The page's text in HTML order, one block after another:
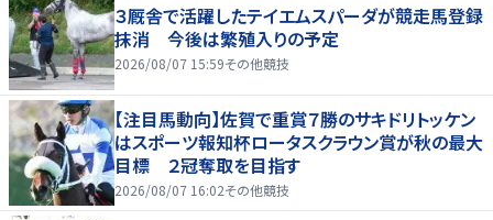
３厩舎で活躍したテイエムスパーダが競走馬登録
抹消 今後は繁殖入りの予定
2026/08/07 15:59その他競技
【注目馬動向】佐賀で重賞７勝のサキドリトッケン
はスポーツ報知杯ロータスクラウン賞が秋の最大
目標 ２冠奪取を目指す
2026/08/07 16:02その他競技